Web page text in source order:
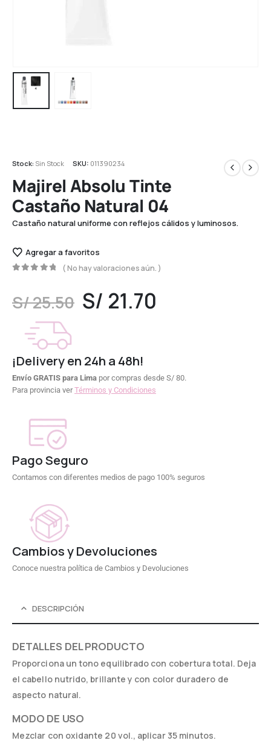
Stock: Sin Stock SKU: 011390234
Majirel Absolu Tinte
Castaño Natural 04
Castaño natural uniforme con reflejos cálidos y luminosos.
Agregar a favoritos
( No hay valoraciones aún. )
S/25.50 S/ 21.70
¡Delivery en 24h a 48h!
Envío GRATIS para Lima por compras desde S/ 80.
Para provincia verTérminos y Condiciones
Pago Seguro
Contamos con diferentes medios de pago 100% seguros
Cambios y Devoluciones
Conoce nuestra política de Cambios y Devoluciones
DESCRIPCIÓN
DETALLES DEL PRODUCTO
Proporciona un tono equilibrado con cobertura total. Deja
el cabello nutrido, brillante y con color duradero de
aspecto natural.
MODO DE USO
Mezclar con oxidante 20 vol., aplicar 35 minutos.